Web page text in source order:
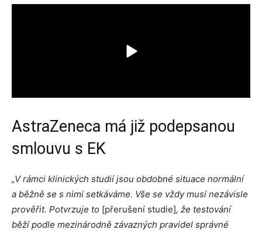
AstraZeneca má již podepsanou
smlouvu s EK
„V rámci klinických studií jsou obdobné situace normální
a běžně se s nimi setkáváme. Vše se vždy musí nezávisle
prověřit. Potvrzuje to [přerušení studie], že testování
běží podle mezinárodně závazných pravidel správné